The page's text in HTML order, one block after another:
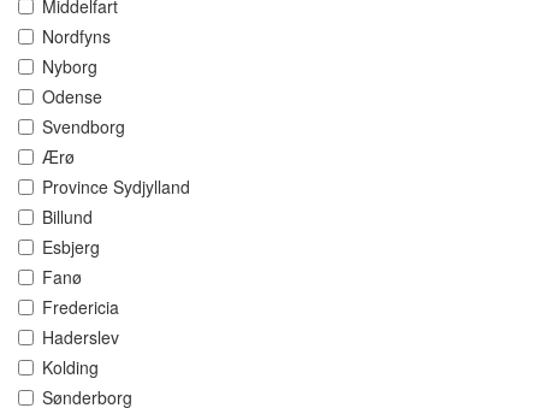
Middelfart
Nordfyns
Nyborg
Odense
Svendborg
Ærø
Province Sydjylland
Billund
Esbjerg
Fanø
Fredericia
Haderslev
Kolding
Sønderborg